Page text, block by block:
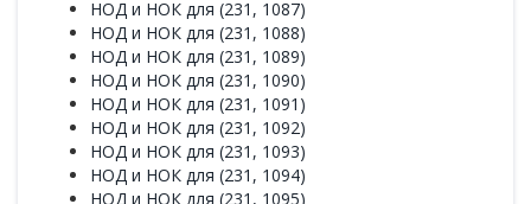
НОД и НОК для (231, 1087)
НОД и НОК для (231, 1088)
НОД и НОК для (231, 1089)
НОД и НОК для (231, 1090)
НОД и НОК для (231, 1091)
НОД и НОК для (231, 1092)
НОД и НОК для (231, 1093)
НОД и НОК для (231, 1094)
НОД и НОК для (231, 1095)